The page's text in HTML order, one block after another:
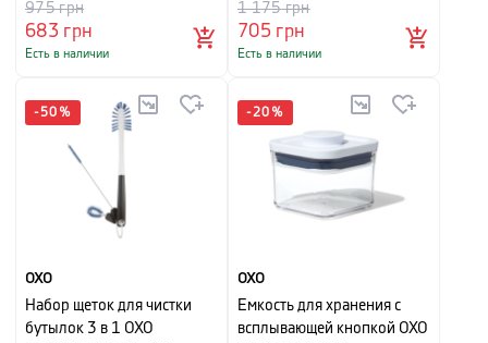
683 грн
975грн
Есть в наличии
705грн
1 175грн
Есть в наличии
-50 %
OXO
Набор щеток для чистки
бутылок 3 в 1 OXO
-20 %
OXO
Емкость для хранения с
всплывающей кнопкой OXO